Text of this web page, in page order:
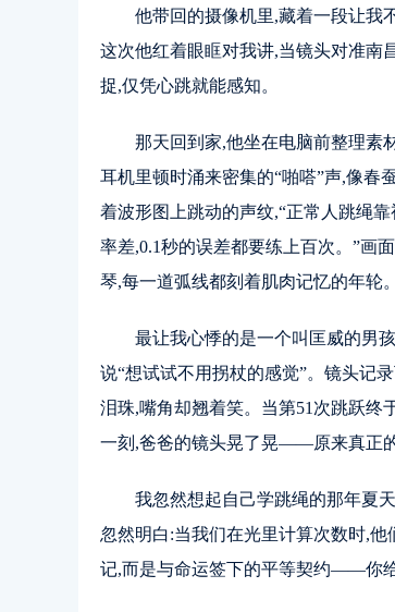
他带回的摄像机里,藏着一段让我
这次他红着眼眶对我讲,当镜头对准南
捉,仅凭心跳就能感知。
那天回到家,他坐在电脑前整理素
耳机里顿时涌来密集的“啪嗒”声,像春
着波形图上跳动的声纹,“正常人跳绳
率差,0.1秒的误差都要练上百次。”画
琴,每一道弧线都刻着肌肉记忆的年轮。
最让我心悸的是一个叫匡威的男
说“想试试不用拐杖的感觉”。镜头记
泪珠,嘴角却翘着笑。当第51次跳跃终
一刻,爸爸的镜头晃了晃——原来真正
我忽然想起自己学跳绳的那年夏
忽然明白:当我们在光里计算次数时,
记,而是与命运签下的平等契约——你